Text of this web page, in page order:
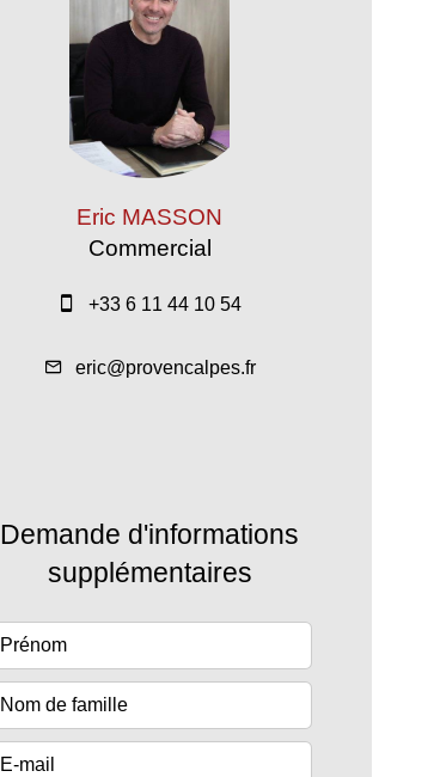
Eric MASSON
Commercial
+33 6 11 44 10 54
eric@provencalpes.fr
Demande d'informations
supplémentaires